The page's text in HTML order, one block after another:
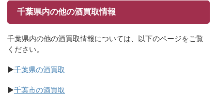
千葉県内の他の酒買取情報
千葉県内の他の酒買取情報については、以下のページをご覧
ください。
▶千葉県の酒買取
▶千葉市の酒買取